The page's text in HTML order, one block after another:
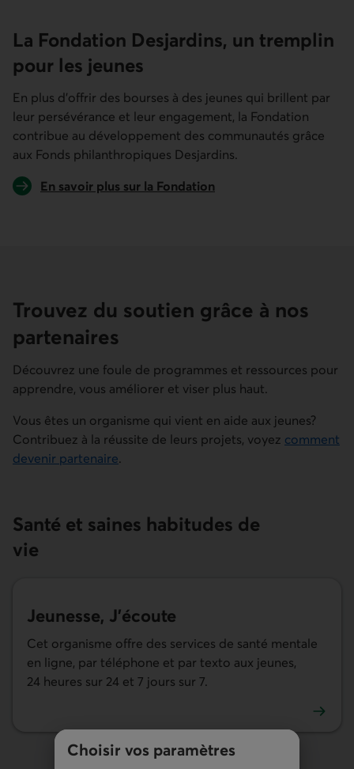
Choisir vos paramètres
La Fondation Desjardins, un tremplin
pour les jeunes
En plus d’offrir des bourses à des jeunes qui brillent par
leur persévérance et leur engagement, la Fondation
contribue au développement des communautés grâce
aux Fonds philanthropiques Desjardins.
En savoir plus sur la Fondation
Trouvez du soutien grâce à nos
partenaires
Découvrez une foule de programmes et ressources pour
apprendre, vous améliorer et viser plus haut.
Vous êtes un organisme qui vient en aide aux jeunes?
Contribuez à la réussite de leurs projets, voyez comment
devenir partenaire.
Santé et saines habitudes de
vie
Jeunesse, J'écoute
Cet organisme offre des services de santé mentale
en ligne, par téléphone et par texto aux jeunes,
24 heures sur 24 et 7 jours sur 7.
En savoir plus sur Jeunesse, J'écoute. Lien externe au